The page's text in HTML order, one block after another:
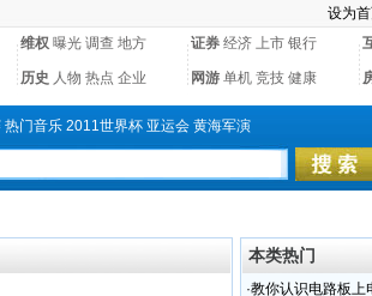
设为
维权 曝光 调查 地方 证券 经济 上市 银行
历史 人物 热点 企业 网游 单机 竞技 健康
热门音乐 2011世界杯 亚运会 黄海军演
本类热门
·教你认识电路板上